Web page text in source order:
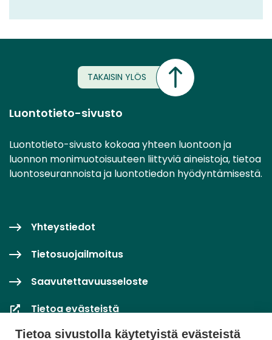
Tietoa sivustolla käytetyistä evästeistä
TAKAISIN YLÖS
Luontotieto-sivusto
Luontotieto-sivusto kokoaa yhteen luontoon ja
luonnon monimuotoisuuteen liittyviä aineistoja, tietoa
luontoseurannoista ja luontotiedon hyödyntämisestä.
Yhteystiedot
Tietosuojailmoitus
Saavutettavuusseloste
Tietoa evästeistä
Evästeasetukset